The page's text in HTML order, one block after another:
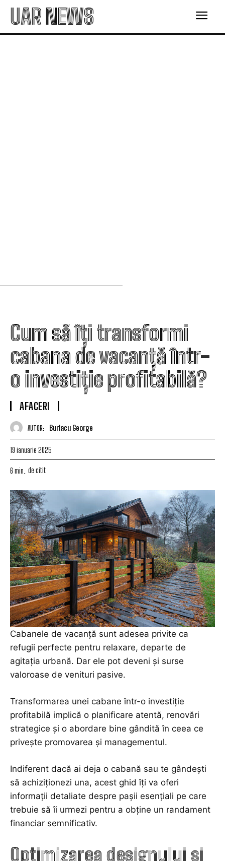
UAR NEWS
Cum să îți transformi
cabana de vacanță într-
o investiție profitabilă?
AFACERI
AUTOR: Burlacu George
19 ianuarie 2025
6 min. de citit
Cabanele de vacanță sunt adesea privite ca
refugii perfecte pentru relaxare, departe de
agitația urbană. Dar ele pot deveni și surse
valoroase de venituri pasive.
Transformarea unei cabane într-o investiție
profitabilă implică o planificare atentă, renovări
strategice și o abordare bine gândită în ceea ce
privește promovarea și managementul.
Indiferent dacă ai deja o cabană sau te gândești
să achiziționezi una, acest ghid îți va oferi
informații detaliate despre pașii esențiali pe care
trebuie să îi urmezi pentru a obține un randament
financiar semnificativ.
Optimizarea designului și